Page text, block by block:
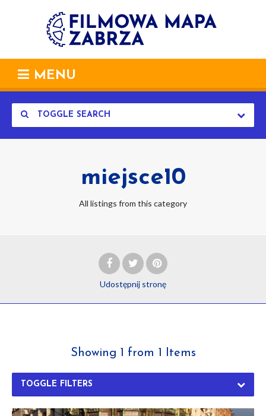
MENU
TOGGLE SEARCH
miejsce10
All listings from this category
Udostępnij stronę
Showing 1 from 1 Items
TOGGLE FILTERS